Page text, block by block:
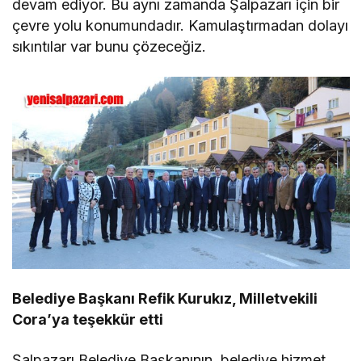
devam ediyor. Bu aynı zamanda Şalpazarı için bir
çevre yolu konumundadır. Kamulaştırmadan dolayı
sıkıntılar var bunu çözeceğiz.
Belediye Başkanı Refik Kurukız, Milletvekili
Cora’ya teşekkür etti